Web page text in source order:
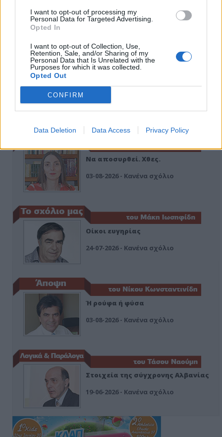
I want to opt-out of processing my
Personal Data for Targeted Advertising.
Opted In
I want to opt-out of Collection, Use,
Retention, Sale, and/or Sharing of my
Personal Data that Is Unrelated with the
Purposes for which it was collected.
Opted Out
CONFIRM
Data Deletion Data Access Privacy Policy
Εδώ Παππάς, εκεί Παππάς, που είναι
ο ΣΥΡΙΖΑ και οι Κιλκισιώτες
Κιλκίς προς Χατζηδάκη: Στηρίξτε
11-06-2026 - Κανένα σχόλιο
Να αποσυρθεί. Χθες.
03-08-2026 - Κανένα σχόλιο
Οίκοι ευγηρίας
24-07-2026 - Κανένα σχόλιο
Ή ρούφα ή φύσα
03-08-2026 - Κανένα σχόλιο
Στοιχεία της σύγχρονης Αλβανίας
19-06-2026 - Κανένα σχόλιο